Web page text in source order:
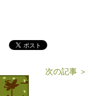
次の記事 ＞